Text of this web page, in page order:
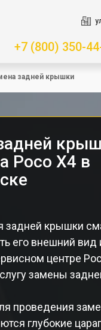
+7 (800) 350-
задней крышки
Poco X4 в
задней крышки
его внешний
центре
замены
проведения
глубокие